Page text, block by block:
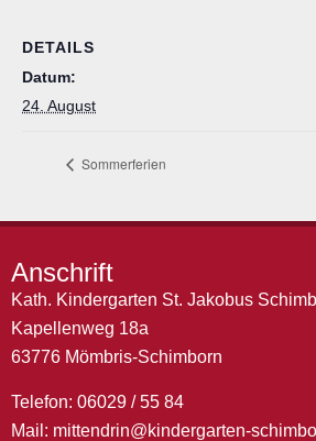
DETAILS
Datum:
24. August
Sommerferien
Anschrift
Kath. Kindergarten St. Jakobus
Kapellenweg 18a
63776 Mömbris-Schimborn
Telefon: 06029 / 55 84
Mail: mittendrin@kindergarten-